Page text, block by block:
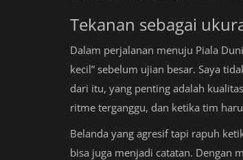
Tekanan sebagai
Dalam perjalanan menuju Piala
kecil” sebelum ujian besar. Saya
dari itu, yang penting adalah
ritme terganggu, dan ketika tim
Belanda yang agresif tapi rapuh
bisa juga menjadi catatan. Dengan